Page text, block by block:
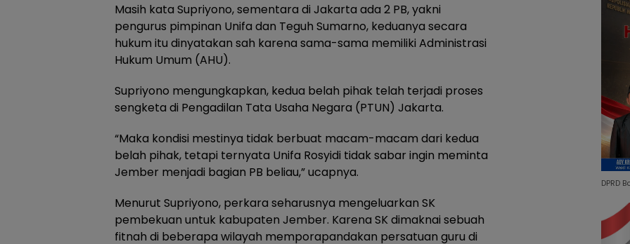
Masih kata Supriyono, sementara di Jakarta ada 2 PB, yakni
pengurus pimpinan Unifa dan Teguh Sumarno, keduanya secara
hukum itu dinyatakan sah karena sama-sama memiliki Administrasi
Hukum Umum (AHU).
Supriyono mengungkapkan, kedua belah pihak telah terjadi proses
sengketa di Pengadilan Tata Usaha Negara (PTUN) Jakarta.
“Maka kondisi mestinya tidak berbuat macam-macam dari kedua
belah pihak, tetapi ternyata Unifa Rosyidi tidak sabar ingin meminta
Jember menjadi bagian PB beliau,” ucapnya.
Menurut Supriyono, perkara seharusnya mengeluarkan SK
pembekuan untuk kabupaten Jember. Karena SK dimaknai sebuah
fitnah di beberapa wilayah memporapandakan persatuan guru di
DPRD